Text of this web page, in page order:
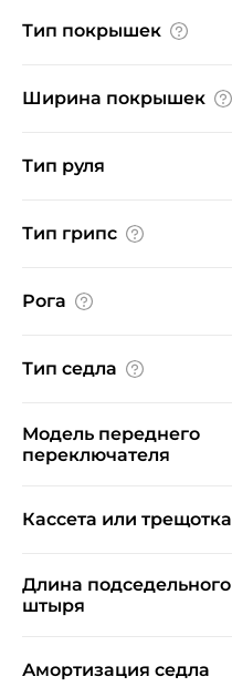
Kenda
Maxxis Ikon
Тип покрышек
Ширина покрышек
Тип руля
прямой, с подъемом
Тип грипс
Рога
Тип седла
Модель переднего
переключателя
FD-M282
TY300
Кассета или трещотка
Shimano Tourney
Длина подседельного
штыря
Амортизация седла